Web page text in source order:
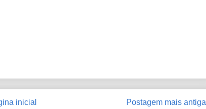
Postagem mais antiga
inicial